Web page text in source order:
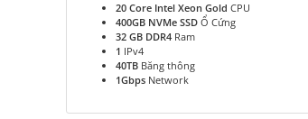
20 Core Intel Xeon Gold CPU
400GB NVMe SSDỔ Cứng
32 GB DDR4Ram
1 IPv4
40TBBăng thông
1GbpsNetwork